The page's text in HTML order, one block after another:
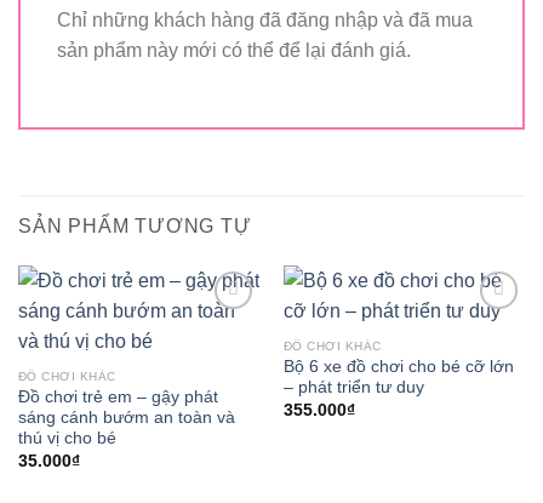
Chỉ những khách hàng đã đăng nhập và đã mua
sản phẩm này mới có thể để lại đánh giá.
SẢN PHẨM TƯƠNG TỰ
ĐỒ CHƠI KHÁC
Đồ chơi trẻ em – gậy phát
sáng cánh bướm an toàn và
thú vị cho bé
35.000₫
ĐỒ CHƠI KHÁC
Bộ 6 xe đồ chơi cho bé cỡ lớn
– phát triển tư duy
355.000₫